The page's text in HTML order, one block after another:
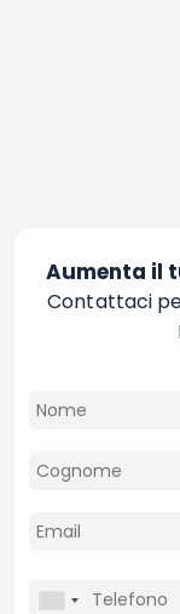
Aumenta il
Contattaci